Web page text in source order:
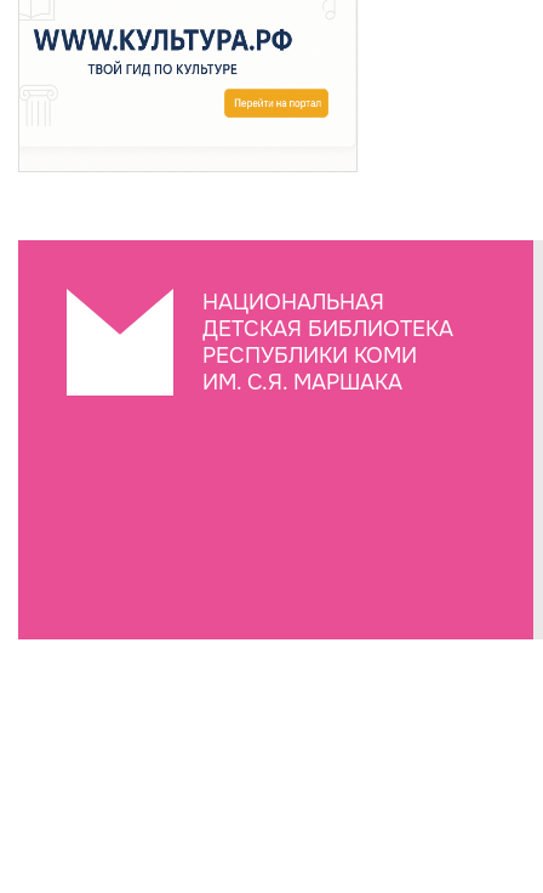
НАЦИОНАЛЬНАЯ
ДЕТСКАЯ БИБЛИОТЕКА
РЕСПУБЛИКИ КОМИ
ИМ. С.Я. МАРШАКА